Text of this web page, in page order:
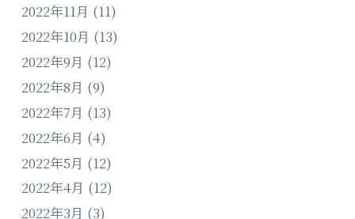
2022年11月 (11)
2022年10月 (13)
2022年9月 (12)
2022年8月 (9)
2022年7月 (13)
2022年6月 (4)
2022年5月 (12)
2022年4月 (12)
2022年3月 (3)